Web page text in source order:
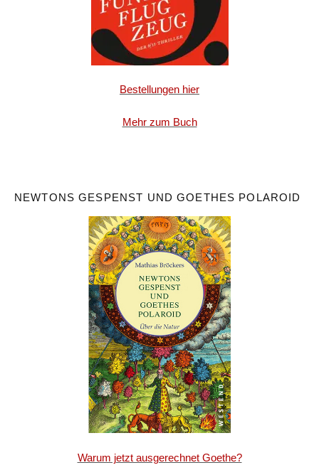
Bestellungen hier
Mehr zum Buch
NEWTONS GESPENST UND GOETHES POLAROID
Warum jetzt ausgerechnet Goethe?